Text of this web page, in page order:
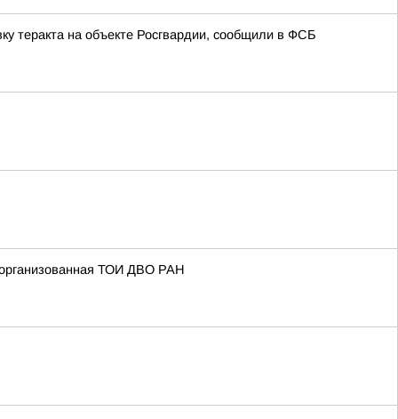
теракта на объекте Росгвардии, сообщили в ФСБ
ТОИ ДВО РАН